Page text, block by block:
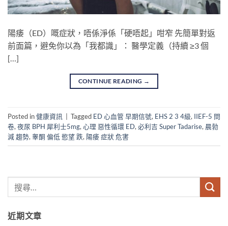
陽痿（ED）嘅症狀，唔係淨係「硬唔起」咁窄 先簡單對返
前面篇，避免你以為「我都識」： 醫學定義（持續 ≥3 個
[…]
CONTINUE READING →
Posted in健康資訊 Tagged ED 心血管 早期信號, EHS 2 3 4級, IIEF-5 問
卷, 夜尿 BPH 犀利士5mg, 心理 惡性循環 ED, 必利吉 Super Tadarise, 晨勃
減 趨勢, 睾酮 偏低 慾望 跌, 陽痿 症狀 危害
近期文章